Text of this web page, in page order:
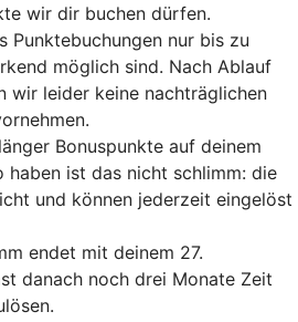
wir dir buchen dürfen.
Punktebuchungen nur bis zu
möglich sind. Nach Ablauf
wir leider keine nachträglichen
Bonuspunkte auf deinem
haben ist das nicht schlimm: die
und können jederzeit eingelöst
endet mit deinem 27.
danach noch drei Monate Zeit